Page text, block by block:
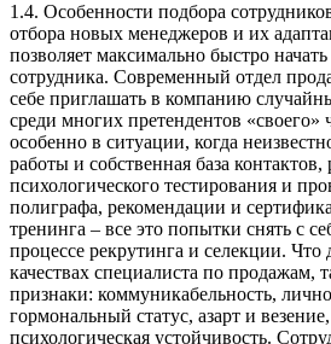
1.4. Особенности подбора
отбора новых менеджеров и их
позволяет максимально быстро
сотрудника. Современный отдел
себе приглашать в компанию
среди многих претендентов «своего»
особенно в ситуации, когда
работы и собственная база контактов,
психологического тестирования и
полиграфа, рекомендации и
тренинга – все это попытки снять с
процессе рекрутинга и селекции. Что
качествах специалиста по продажам,
признаки: коммуникабельность,
гормональный статус, азарт и
психологическая устойчивость.